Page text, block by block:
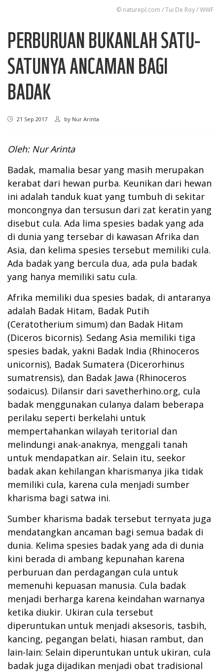
© naturepl.com / Tui De Roy / WWF
PERBURUAN BUKANLAH SATU-
SATUNYA ANCAMAN BAGI
BADAK
21 Sep 2017 by Nur Arinta
Oleh: Nur Arinta
Badak, mamalia besar yang masih merupakan
kerabat dari hewan purba. Keunikan dari hewan
ini adalah tanduk kuat yang tumbuh di sekitar
moncongnya dan tersusun dari zat keratin yang
disebut cula. Ada lima spesies badak yang ada
di dunia yang tersebar di kawasan Afrika dan
Asia, dan kelima spesies tersebut memiliki cula.
Ada badak yang bercula dua, ada pula badak
yang hanya memiliki satu cula.
Afrika memiliki dua spesies badak, di antaranya
adalah Badak Hitam, Badak Putih
(Ceratotherium simum) dan Badak Hitam
(Diceros bicornis). Sedang Asia memiliki tiga
spesies badak, yakni Badak India (Rhinoceros
unicornis), Badak Sumatera (Dicerorhinus
sumatrensis), dan Badak Jawa (Rhinoceros
sodaicus). Dilansir dari savetherhino.org, cula
badak menggunakan culanya dalam beberapa
perilaku seperti berkelahi untuk
mempertahankan wilayah teritorial dan
melindungi anak-anaknya, menggali tanah
untuk mendapatkan air. Selain itu, seekor
badak akan kehilangan kharismanya jika tidak
memiliki cula, karena cula menjadi sumber
kharisma bagi satwa ini.
Sumber kharisma badak tersebut ternyata juga
mendatangkan ancaman bagi semua badak di
dunia. Kelima spesies badak yang ada di dunia
kini berada di ambang kepunahan karena
perburuan dan perdagangan cula untuk
memenuhi kepuasan manusia. Cula badak
menjadi berharga karena keindahan warnanya
ketika diukir. Ukiran cula tersebut
diperuntukan untuk menjadi aksesoris, tasbih,
kancing, pegangan belati, hiasan rambut, dan
lain-lain: Selain diperuntukan untuk ukiran, cula
badak juga dijadikan menjadi obat tradisional